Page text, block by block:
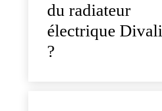
du radiateur
électrique Divali
?